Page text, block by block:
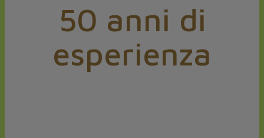
50 anni di
esperienza